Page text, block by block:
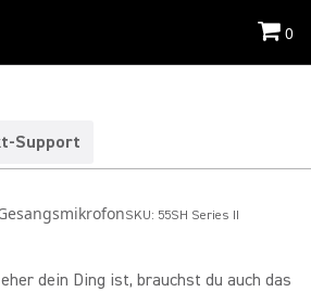
0
Support
SKU: 55SH Series II
dein Ding ist, brauchst du auch das